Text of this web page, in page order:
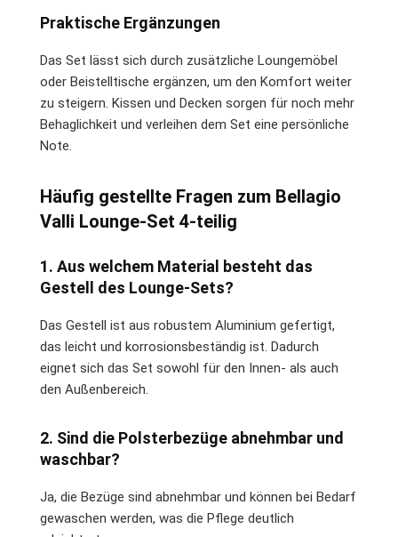
Praktische Ergänzungen
Das Set lässt sich durch zusätzliche Loungemöbel
oder Beistelltische ergänzen, um den Komfort weiter
zu steigern. Kissen und Decken sorgen für noch mehr
Behaglichkeit und verleihen dem Set eine persönliche
Note.
Häufig gestellte Fragen zum Bellagio
Valli Lounge-Set 4-teilig
1. Aus welchem Material besteht das
Gestell des Lounge-Sets?
Das Gestell ist aus robustem Aluminium gefertigt,
das leicht und korrosionsbeständig ist. Dadurch
eignet sich das Set sowohl für den Innen- als auch
den Außenbereich.
2. Sind die Polsterbezüge abnehmbar und
waschbar?
Ja, die Bezüge sind abnehmbar und können bei Bedarf
gewaschen werden, was die Pflege deutlich